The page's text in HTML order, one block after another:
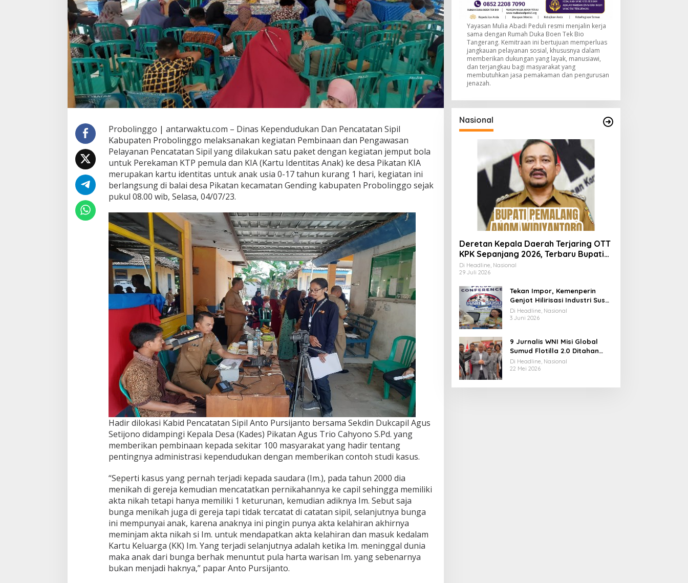
Probolinggo | antarwaktu.com – Dinas Kependudukan Dan Pencatatan Sipil
Kabupaten Probolinggo melaksanakan kegiatan Pembinaan dan Pengawasan
Pelayanan Pencatatan Sipil yang dilakukan satu paket dengan kegiatan jemput bola
untuk Perekaman KTP pemula dan KIA (Kartu Identitas Anak) ke desa Pikatan KIA
merupakan kartu identitas untuk anak usia 0-17 tahun kurang 1 hari, kegiatan ini
berlangsung di balai desa Pikatan kecamatan Gending kabupaten Probolinggo sejak
pukul 08.00 wib, Selasa, 04/07/23.
Hadir dilokasi Kabid Pencatatan Sipil Anto Pursijanto bersama Sekdin Dukcapil Agus
Setijono didampingi Kepala Desa (Kades) Pikatan Agus Trio Cahyono S.Pd. yang
memberikan pembinaan kepada sekitar 100 masyarakat yang hadir tentang
pentingnya administrasi kependudukan dengan memberikan contoh studi kasus.
“Seperti kasus yang pernah terjadi kepada saudara (Im.), pada tahun 2000 dia
menikah di gereja kemudian mencatatkan pernikahannya ke capil sehingga memiliki
akta nikah tetapi hanya memiliki 1 keturunan, kemudian adiknya Im. Sebut saja
bunga menikah juga di gereja tapi tidak tercatat di catatan sipil, selanjutnya bunga
ini mempunyai anak, karena anaknya ini pingin punya akta kelahiran akhirnya
meminjam akta nikah si Im. untuk mendapatkan akta kelahiran dan masuk kedalam
Kartu Keluarga (KK) Im. Yang terjadi selanjutnya adalah ketika Im. meninggal dunia
maka anak dari bunga berhak menuntut pula harta warisan Im. yang sebenarnya
bukan menjadi haknya,” papar Anto Pursijanto.
Yayasan Mulia Abadi Peduli resmi menjalin kerja
sama dengan Rumah Duka Boen Tek Bio
Tangerang. Kemitraan ini bertujuan memperluas
jangkauan pelayanan sosial, khususnya dalam
memberikan dukungan yang layak, manusiawi,
dan terjangkau bagi masyarakat yang
membutuhkan jasa pemakaman dan pengurusan
jenazah.
Nasional
Deretan Kepala Daerah Terjaring OTT
KPK Sepanjang 2026, Terbaru Bupati
Pemalang Anom Widiyantoro
Di Headline, Nasional
29 Juli 2026
Tekan Impor, Kemenperin
Genjot Hilirisasi Industri Susu
Lewat Momen Hari Susu
Nusantara 2026
Di Headline, Nasional
3 Juni 2026
9 Jurnalis WNI Misi Global
Sumud Flotilla 2.0 Ditahan
Militer Israel, Kini Dibebaskan
dan Dievakuasi ke Istanbul
Di Headline, Nasional
22 Mei 2026